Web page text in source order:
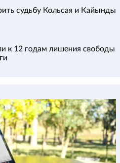
судьбу Кольсая и Кайынды
к 12 годам лишения свободы